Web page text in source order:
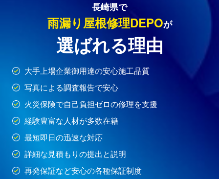
長崎県で
雨漏り屋根修理DEPOが
選ばれる理由
大手上場企業御用達の安心施工品質
写真による調査報告で安心
火災保険で自己負担ゼロの修理を支援
経験豊富な人材が多数在籍
最短即日の迅速な対応
詳細な見積もりの提出と説明
再発保証など安心の各種保証制度